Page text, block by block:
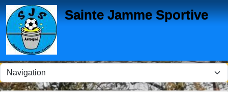
Sainte Jamme Sportive
Panneau de gestion des cookies